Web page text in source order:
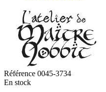
Référence 0045-3734
En stock